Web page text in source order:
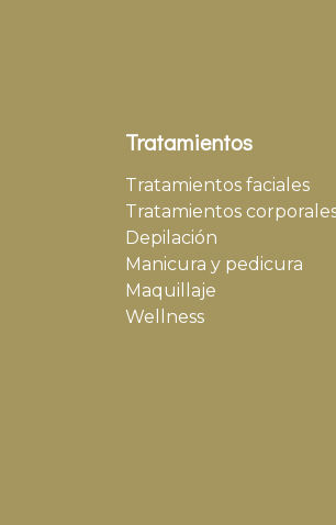
Tratamientos
Tratamientos faciales
Tratamientos
Depilación
Manicura y pedicura
Maquillaje
Wellness